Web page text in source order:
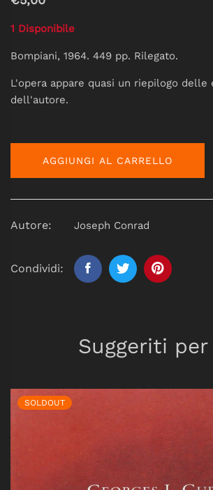
1 Disponibile
Bompiani, 1964. 449 pp. Rilegato.
L'opera appare quasi un riepilogo delle
dell'autore.
AGGIUNGI AL CARRELLO
Autore: Joseph Conrad
Condividi:
Suggeriti
SOLDOUT